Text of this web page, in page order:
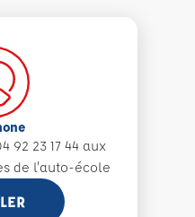
92 23 17 44 aux
de l'auto-école